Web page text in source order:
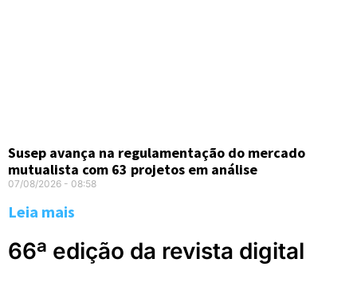
Susep avança na regulamentação do mercado
mutualista com 63 projetos em análise
07/08/2026 08:58
Leia mais
66ª edição da revista digital